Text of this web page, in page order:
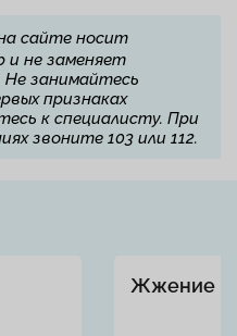
сайте носит
и не заменяет
Не занимайтесь
признаках
к специалисту. При
звоните 103 или 112.
Жжение в